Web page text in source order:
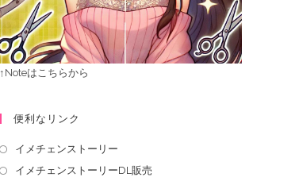
↑Noteはこちらから
便利なリンク
イメチェンストーリー
イメチェンストーリーDL販売